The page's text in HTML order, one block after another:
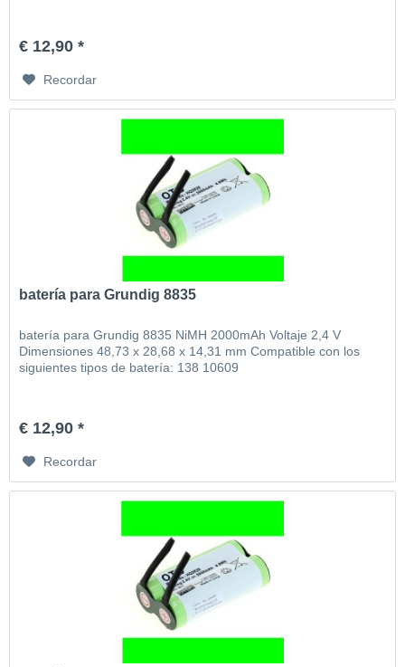
€ 12,90 *
Recordar
batería para Grundig 8835
batería para Grundig 8835 NiMH 2000mAh Voltaje 2,4 V
Dimensiones 48,73 x 28,68 x 14,31 mm Compatible con los
siguientes tipos de batería: 138 10609
€ 12,90 *
Recordar